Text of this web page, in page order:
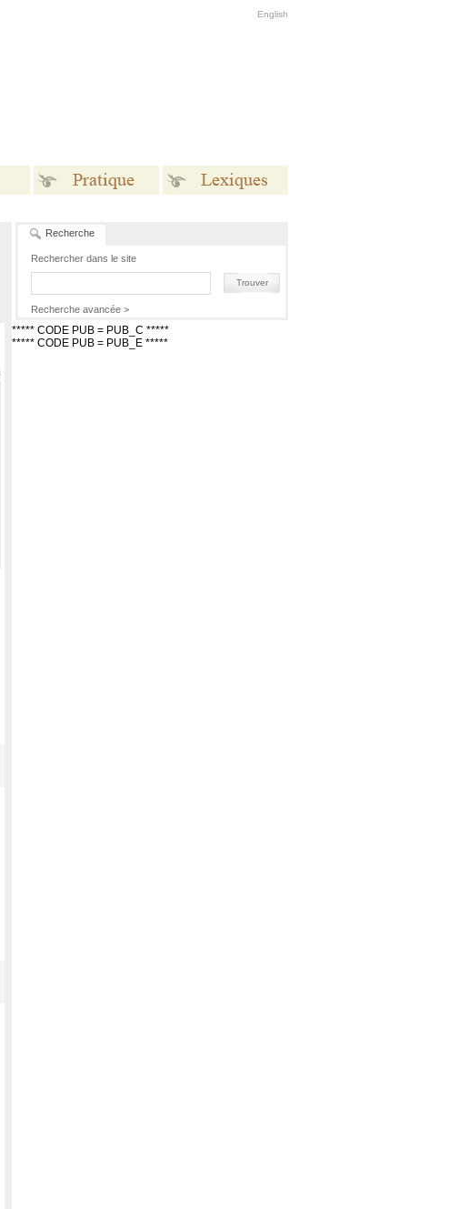
English
Recherche
Rechercher dans le site
Trouver
Recherche avancée >
***** CODE PUB = PUB_C *****
***** CODE PUB = PUB_E *****
Pratique